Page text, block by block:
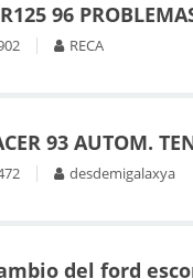
96
RECA
93 AUTOM.
desdemigalaxya
del ford